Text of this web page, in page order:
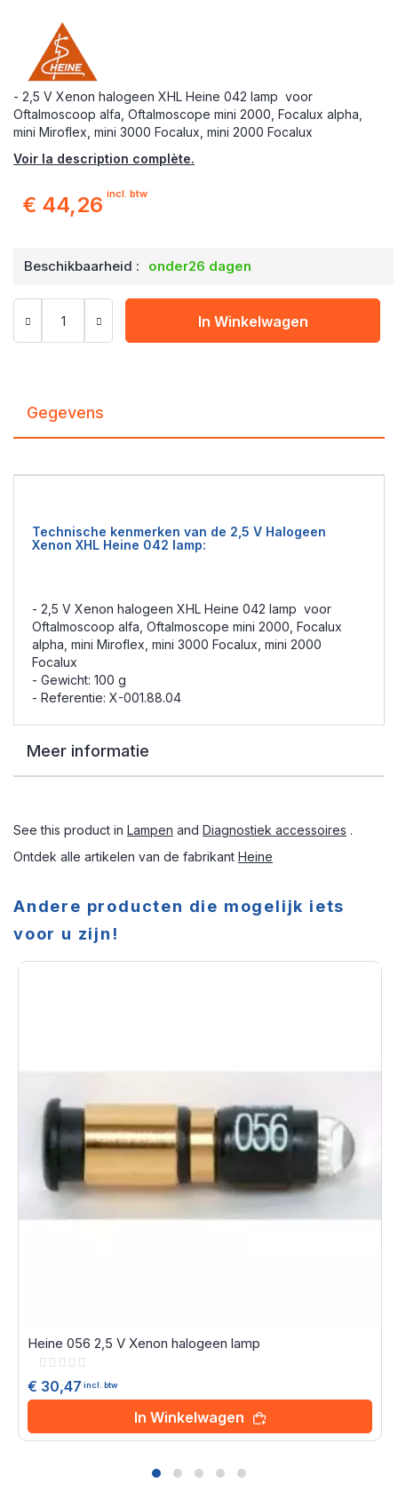
- 2,5 V Xenon halogeen XHL Heine 042 lamp voor
Oftalmoscoop alfa, Oftalmoscope mini 2000, Focalux alpha,
mini Miroflex, mini 3000 Focalux, mini 2000 Focalux
Voir la description complète.
€ 44,26 incl. btw
Beschikbaarheid : onder26 dagen
In Winkelwagen
Gegevens
Technische kenmerken van de 2,5 V Halogeen
Xenon XHL Heine 042 lamp:
- 2,5 V Xenon halogeen XHL Heine 042 lamp voor
Oftalmoscoop alfa, Oftalmoscope mini 2000, Focalux
alpha, mini Miroflex, mini 3000 Focalux, mini 2000
Focalux
- Gewicht: 100 g
- Referentie: X-001.88.04
Meer informatie
See this product in Lampen and Diagnostiek accessoires .
Ontdek alle artikelen van de fabrikant Heine
Andere producten die mogelijk iets
voor u zijn!
Heine 056 2,5 V Xenon halogeen lamp
Rating:
€ 30,47 incl. btw
In Winkelwagen